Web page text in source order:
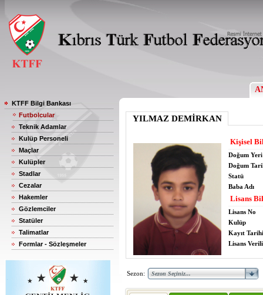
KTFF Bilgi Bankası
Futbolcular
Teknik Adamlar
Kulüp Personeli
Maçlar
Kulüpler
Stadlar
Cezalar
Hakemler
Gözlemciler
Statüler
Talimatlar
Formlar - Sözleşmeler
YILMAZ DEMİRKAN
Kişisel
Doğum Yeri
Doğum
Statü
Baba Adı
Lisans
Lisans No
Kulüp
Kayıt Tarihi
Lisans
Sezon: